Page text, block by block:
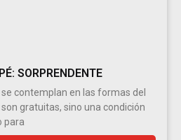
SORPRENDENTE
se contemplan en las formas del
gratuitas, sino una condición
para